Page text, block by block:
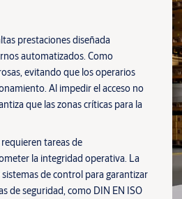
prestaciones diseñada
automatizados. Como
evitando que los operarios
Al impedir el acceso no
que las zonas críticas para la
tareas de
la integridad operativa. La
de control para garantizar
de seguridad, como DIN EN ISO